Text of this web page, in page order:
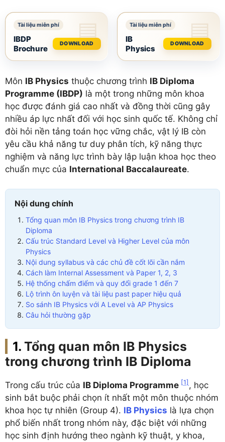
IBDP
Brochure
DOWNLOAD
IB
Physics
DOWNLOAD
Môn IB Physics thuộc chương trình IB Diploma
Programme (IBDP) là một trong những môn khoa
học được đánh giá cao nhất và đồng thời cũng gây
nhiều áp lực nhất đối với học sinh quốc tế. Không chỉ
đòi hỏi nền tảng toán học vững chắc, vật lý IB còn
yêu cầu khả năng tư duy phân tích, kỹ năng thực
nghiệm và năng lực trình bày lập luận khoa học theo
chuẩn mực của International Baccalaureate.
Nội dung chính
Tổng quan môn IB Physics trong chương trình IB
Diploma
Cấu trúc Standard Level và Higher Level của môn
Physics
Nội dung syllabus và các chủ đề cốt lõi cần nắm
Cách làm Internal Assessment và Paper 1, 2, 3
Hệ thống chấm điểm và quy đổi grade 1 đến 7
Lộ trình ôn luyện và tài liệu past paper hiệu quả
So sánh IB Physics với A Level và AP Physics
Câu hỏi thường gặp
Tổng quan môn IB Physics
trong chương trình IB Diploma
Trong cấu trúc của IB Diploma Programme [1] , học
sinh bắt buộc phải chọn ít nhất một môn thuộc nhóm
khoa học tự nhiên (Group 4). IB Physics là lựa chọn
phổ biến nhất trong nhóm này, đặc biệt với những
học sinh định hướng theo ngành kỹ thuật, y khoa,